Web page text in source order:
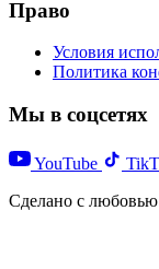
Право
Условия
Политика
Мы в соцсетях
YouTube
Сделано с